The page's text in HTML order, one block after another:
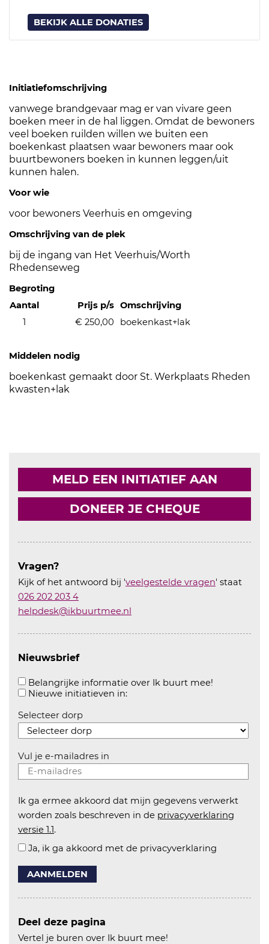
BEKIJK ALLE DONATIES
Initiatiefomschrijving
vanwege brandgevaar mag er van vivare geen
boeken meer in de hal liggen. Omdat de bewoners
veel boeken ruilden willen we buiten een
boekenkast plaatsen waar bewoners maar ook
buurtbewoners boeken in kunnen leggen/uit
kunnen halen.
Voor wie
voor bewoners Veerhuis en omgeving
Omschrijving van de plek
bij de ingang van Het Veerhuis/Worth
Rhedenseweg
Begroting
Aantal
Prijs p/s Omschrijving
1
€ 250,00 boekenkast+lak
Middelen nodig
boekenkast gemaakt door St. Werkplaats Rheden
kwasten+lak
MELD EEN INITIATIEF AAN
DONEER JE CHEQUE
Vragen?
Kijk of het antwoord bij 'veelgestelde vragen' staat
026 202 203 4
helpdesk@ikbuurtmee.nl
Nieuwsbrief
Belangrijke informatie over Ik buurt mee!
Nieuwe initiatieven in:Aanvinken om informatie over
Selecteer dorp
Vul je e-mailadres in
Ik ga ermee akkoord dat mijn gegevens verwerkt
worden zoals beschreven in de privacyverklaring
versie 1.1.
Ja, ik ga akkoord met de privacyverklaring
AANMELDEN
Deel deze pagina
Vertel je buren over Ik buurt mee!